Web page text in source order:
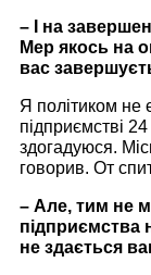
– І на
Мер якось на
вас
Я політиком не
підприємстві
здогадуюся.
говорив. От
– Але, тим не
підприємства
не здається